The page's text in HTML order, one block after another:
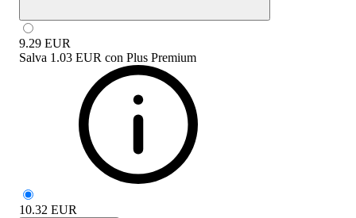
9.29 EUR
Salva 1.03 EUR con Plus Premium
10.32 EUR